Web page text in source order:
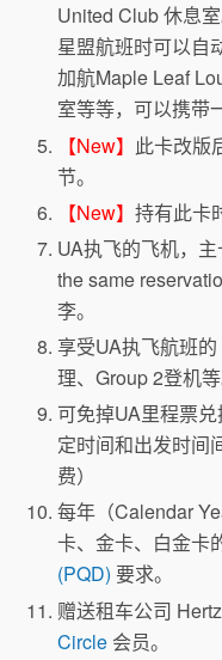
United Club 休息
星盟航班时可以自
加航Maple Leaf
室等等，可以携带
【New】 此卡改版
节。
【New】持有此卡
UA执飞的飞机，
the same
李。
享受UA执飞航班的
理、Group 2登机等
可免掉UA里程票
定时间和出发时间
费）
每年（Calendar
卡、金卡、白金卡
(PQD) 要求。
赠送租车公司
Circle 会员。